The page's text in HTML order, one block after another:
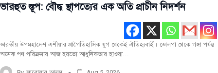
ভারহুত স্তূপ: বৌদ্ধ স্থাপত্যের এক অতি প্রাচীন নিদর্শন
ভারতীয় উপমহাদেশ এশীয়ার প্রাগৈতিহাসিক যুগ থেকেই ঐতিহ্যবাহী। ভোলগা থেকে গঙ্গা পর্যন্ত
অনেক পথ পরিক্রমায় আজ হয়তো আধুনিকতার হাওয়া…